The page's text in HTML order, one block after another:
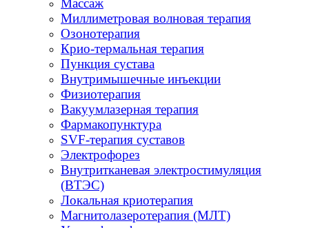
Массаж
Миллиметровая волновая терапия
Озонотерапия
Крио-термальная терапия
Пункция сустава
Внутримышечные инъекции
Физиотерапия
Вакуумлазерная терапия
Фармакопунктура
SVF-терапия суставов
Электрофорез
Внутритканевая электростимуляция
(ВТЭС)
Локальная криотерапия
Магнитолазеротерапия (МЛТ)